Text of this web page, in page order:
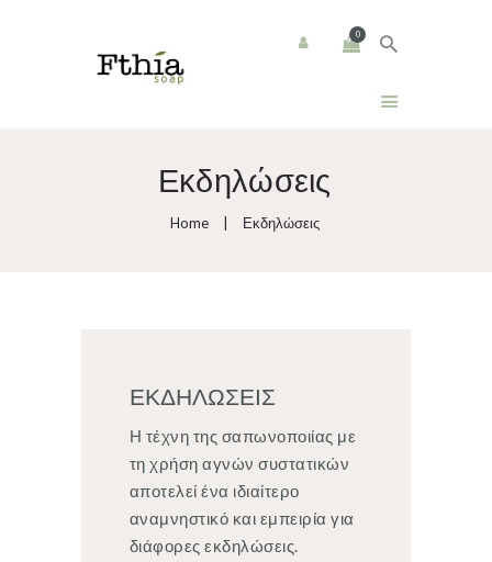
0
Εκδηλώσεις
Home Εκδηλώσεις
Προϊόντα
Καλάθι
ΕΚΔΗΛΩΣΕΙΣ
Η τέχνη της σαπωνοποιίας με
τη χρήση αγνών συστατικών
αποτελεί ένα ιδιαίτερο
αναμνηστικό και εμπειρία για
διάφορες εκδηλώσεις.